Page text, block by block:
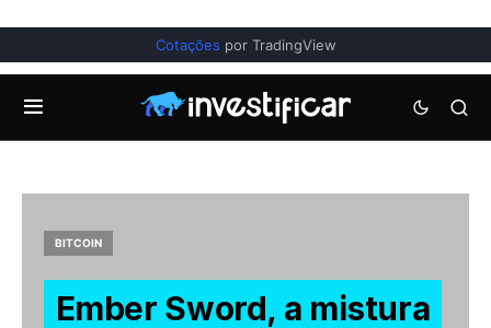
Cotações por TradingView
BITCOIN
Ember Sword, a mistura